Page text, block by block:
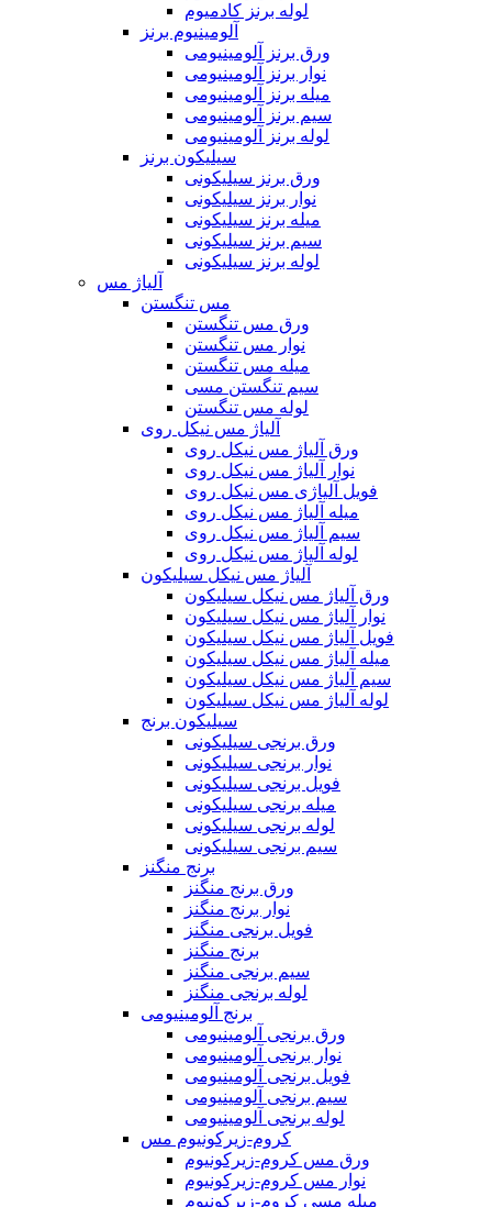
لوله برنز کادمیوم
آلومینیوم برنز
ورق برنز آلومینیومی
نوار برنز آلومینیومی
میله برنز آلومینیومی
سیم برنز آلومینیومی
لوله برنز آلومینیومی
سیلیکون برنز
ورق برنز سیلیکونی
نوار برنز سیلیکونی
میله برنز سیلیکونی
سیم برنز سیلیکونی
لوله برنز سیلیکونی
آلیاژ مس
مس تنگستن
ورق مس تنگستن
نوار مس تنگستن
میله مس تنگستن
سیم تنگستن مسی
لوله مس تنگستن
آلیاژ مس نیکل روی
ورق آلیاژ مس نیکل روی
نوار آلیاژ مس نیکل روی
فویل آلیاژی مس نیکل روی
میله آلیاژ مس نیکل روی
سیم آلیاژ مس نیکل روی
لوله آلیاژ مس نیکل روی
آلیاژ مس نیکل سیلیکون
ورق آلیاژ مس نیکل سیلیکون
نوار آلیاژ مس نیکل سیلیکون
فویل آلیاژ مس نیکل سیلیکون
میله آلیاژ مس نیکل سیلیکون
سیم آلیاژ مس نیکل سیلیکون
لوله آلیاژ مس نیکل سیلیکون
سیلیکون برنج
ورق برنجی سیلیکونی
نوار برنجی سیلیکونی
فویل برنجی سیلیکونی
میله برنجی سیلیکونی
لوله برنجی سیلیکونی
سیم برنجی سیلیکونی
برنج منگنز
ورق برنج منگنز
نوار برنج منگنز
فویل برنجی منگنز
برنج منگنز
سیم برنجی منگنز
لوله برنجی منگنز
برنج آلومینیومی
ورق برنجی آلومینیومی
نوار برنجی آلومینیومی
فویل برنجی آلومینیومی
سیم برنجی آلومینیومی
لوله برنجی آلومینیومی
کروم-زیرکونیوم مس
ورق مس کروم-زیرکونیوم
نوار مس کروم-زیرکونیوم
میله مسی کروم-زیرکونیوم